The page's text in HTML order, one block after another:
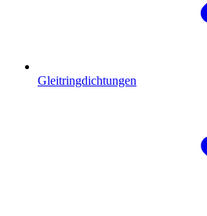
Gleitringdichtungen